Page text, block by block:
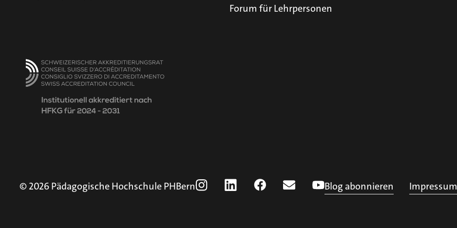
Forum für Lehrpersonen
© 2026 Pädagogische Hochschule PHBern Blog abonnieren Impressum